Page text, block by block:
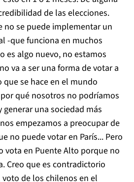
de las elecciones.
no se puede implementar un
-que funciona en muchos
es algo nuevo, no estamos
va a ser una forma de votar a
que se hace en el mundo
qué nosotros no podríamos
generar una sociedad más
empezamos a preocupar de
no puede votar en París... Pero
vota en Puente Alto porque no
Creo que es contradictorio
de los chilenos en el